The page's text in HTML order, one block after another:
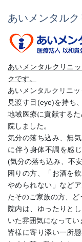
あいメンタルク
あいメンタルクリニ
クです。
あいメンタルクリニ
見渡す目(eye)を持ち
地域医療に貢献する
院しました。
気分の落ち込み、無
に伴う身体不調を感
(気分の落ち込み、不
困りの方、「お酒を
やめられない」など
たそのご家族の方、ど
院内は、ゆったりと
いた雰囲気になってい
皆様に寄り添い一所